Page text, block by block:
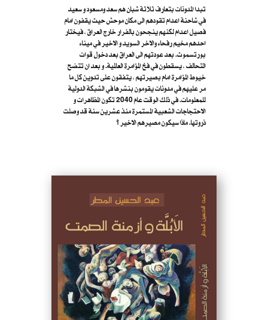
تبدا المدونات بتعارف ثلاثة شبان هم سعد ومسعود و سعيد
في شاحنة اعدام تقودهم الى مكان موحش حيث يقفون امام
فصيل اعدام لكنهم ينجحون بالفرار خارج العراق ، فيختار
احدهم مخيم رفحاء والاخر السويد و الاخير في ميناء
بورتسموث. بعد عودتهم الى العراق بعد دخول قوات
التحالف ، يسقطون في فخ المؤامرة العالمية. و بعد ان تتضح
خيوط المؤامرة امام بصيرتهم ، يتفقون على تدوين كل ما
مر عليهم في مدونات يقومون بنشرها في الشبكة الدولية
للمعلومات. في ذلك الوقت عام 2040 تكون المظاهرات و
الاحتجاجات الشعبية المستمرة منذ عشرين سنة قد وصلت
ذروتها. ماذا سيكون مصيرهم الاخير ؟